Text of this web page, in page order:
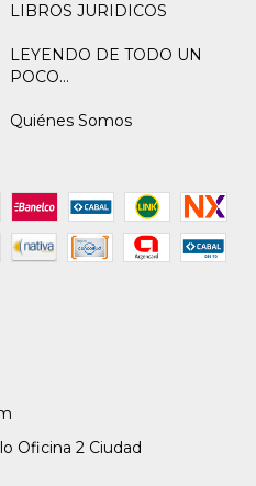
LIBROS JURIDICOS
LEYENDO DE TODO UN
POCO...
Quiénes Somos
Oficina 2 Ciudad